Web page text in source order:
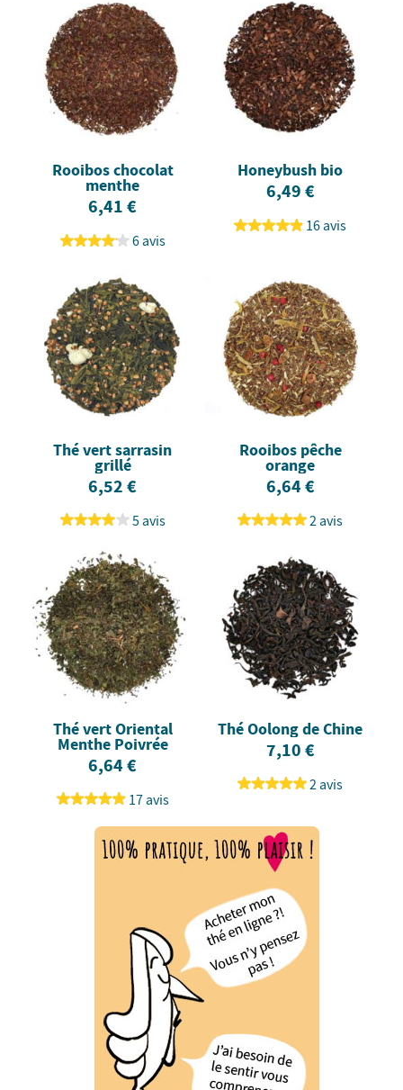
Rooibos chocolat
menthe
6,41 €
6 avis
Honeybush bio
6,49 €
16 avis
Thé vert sarrasin
grillé
6,52 €
5 avis
Rooibos pêche
orange
6,64 €
2 avis
Thé vert Oriental
Menthe Poivrée
6,64 €
17 avis
Thé Oolong de Chine
7,10 €
2 avis